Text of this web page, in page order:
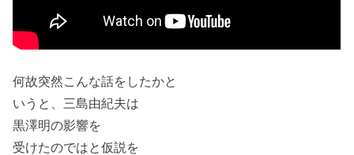
何故突然こんな話をしたかと
いうと、三島由紀夫は
黒澤明の影響を
受けたのではと仮説を